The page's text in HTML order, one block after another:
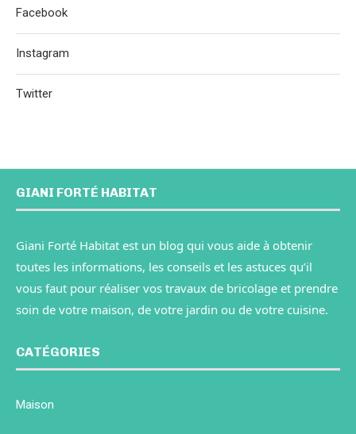
Facebook
Instagram
Twitter
GIANI FORTÉ HABITAT
Giani Forté Habitat est un blog qui vous aide à obtenir
toutes les informations, les conseils et les astuces qu’il
vous faut pour réaliser vos travaux de bricolage et prendre
soin de votre maison, de votre jardin ou de votre cuisine.
CATÉGORIES
Maison